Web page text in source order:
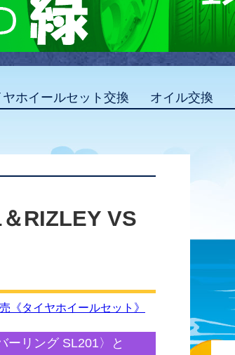
ヤホイールセット交換 オイル交換
RIZLEY VS
《タイヤホイールセット》
ーリング SL201〉と